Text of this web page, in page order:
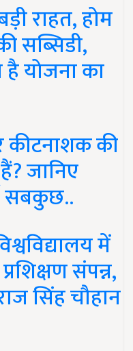
राहत, होम
सब्सिडी,
योजना का
कीटनाशक की
जानिए
सबकुछ..
में
संपन्न,
सिंह चौहान